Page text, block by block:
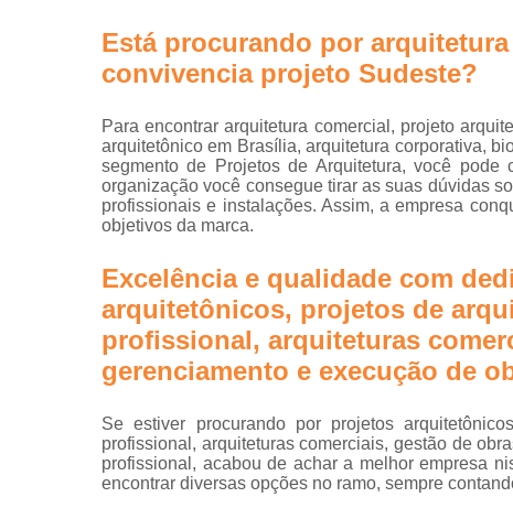
arquitetura
Projetos de
Projetos turn
key
Está procurando por
convivencia projeto Sudeste?
Para encontrar arquitetura comercial, projeto
arquitetônico em Brasília, arquitetura corporativa,
segmento de Projetos de Arquitetura, você pode
organização você consegue tirar as suas dúvidas
profissionais e instalações. Assim, a empresa
objetivos da marca.
Excelência e qualidade com
arquitetônicos, projetos de
profissional, arquiteturas
gerenciamento e execução de
Se estiver procurando por projetos
profissional, arquiteturas comerciais, gestão de
profissional, acabou de achar a melhor empresa
encontrar diversas opções no ramo, sempre